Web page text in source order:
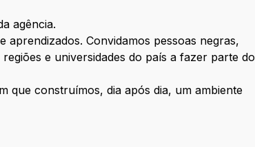
agência.
Convidamos pessoas negras,
e universidades do país a fazer parte do
que construímos, dia após dia, um ambiente